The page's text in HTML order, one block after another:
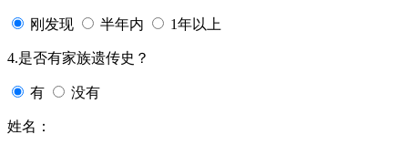
刚发现 半年内 1年以上
4.是否有家族遗传史？
有 没有
姓名：